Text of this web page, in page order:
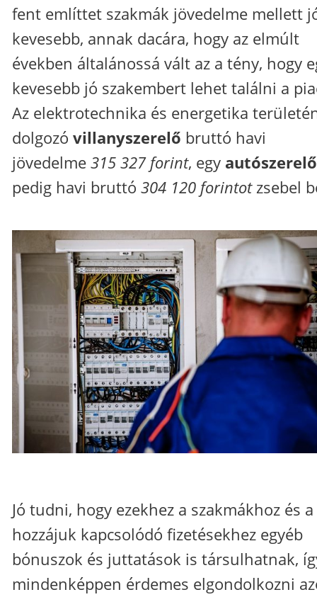
fent említtet szakmák jövedelme mellett
kevesebb, annak dacára, hogy az elmúlt
években általánossá vált az a tény, hogy
kevesebb jó szakembert lehet találni a
Az elektrotechnika és energetika
dolgozó villanyszerelő bruttó havi
jövedelme 315 327 forint, egy autószerelő
pedig havi bruttó 304 120 forintotzsebel
Jó tudni, hogy ezekhez a szakmákhoz és a
hozzájuk kapcsolódó fizetésekhez egyéb
bónuszok és juttatások is társulhatnak,
mindenképpen érdemes elgondolkozni